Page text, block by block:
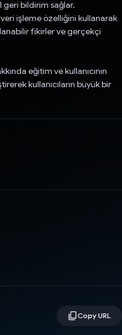
geri bildirim sağlar.
işleme özelliğini kullanarak
fikirler ve gerçekçi
eğitim ve kullanıcının
kullanıcıların büyük bir